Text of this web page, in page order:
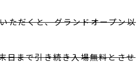
ただくと、グランドオープン以
日まで引き続き入場無料とさせ